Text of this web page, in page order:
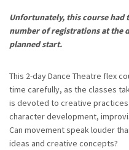
Unfortunately, this course had
number of registrations at the
planned start.
This 2-day Dance Theatre flex
time carefully, as the classes
is devoted to creative
character development,
Can movement speak louder
ideas and creative concepts?